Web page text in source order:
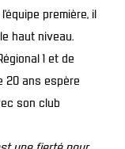
première, il
haut niveau.
1 et de
20 ans espère
son club